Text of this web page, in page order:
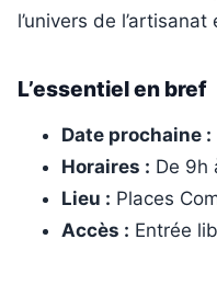
l’univers de
L’essentiel en bref
Date prochaine :
Horaires : De 9h
Lieu : Places
Accès : Entrée